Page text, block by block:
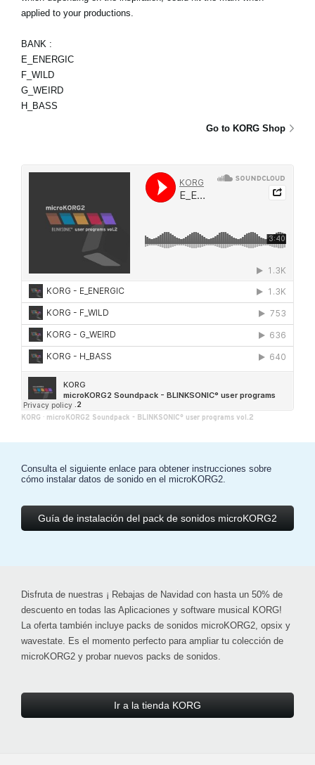
applied to your productions.
BANK :
E_ENERGIC
F_WILD
G_WEIRD
H_BASS
Go to KORG Shop
KORG · microKORG2 Soundpack - BLINKSONIC° user programs vol.2
Consulta el siguiente enlace para obtener instrucciones sobre
cómo instalar datos de sonido en el microKORG2.
Guía de instalación del pack de sonidos microKORG2
Disfruta de nuestras ¡ Rebajas de Navidad con hasta un 50% de
descuento en todas las Aplicaciones y software musical KORG!
La oferta también incluye packs de sonidos microKORG2, opsix y
wavestate . Es el momento perfecto para ampliar tu colección de
microKORG2 y probar nuevos packs de sonidos.
Ir a la tienda KORG